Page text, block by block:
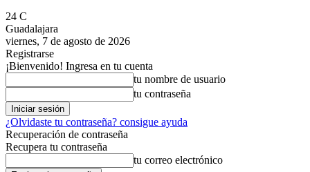
24 C
Guadalajara
viernes, 7 de agosto de 2026
Registrarse
¡Bienvenido! Ingresa en tu cuenta
tu nombre de usuario
tu contraseña
¿Olvidaste tu contraseña? consigue ayuda
Recuperación de contraseña
Recupera tu contraseña
tu correo electrónico